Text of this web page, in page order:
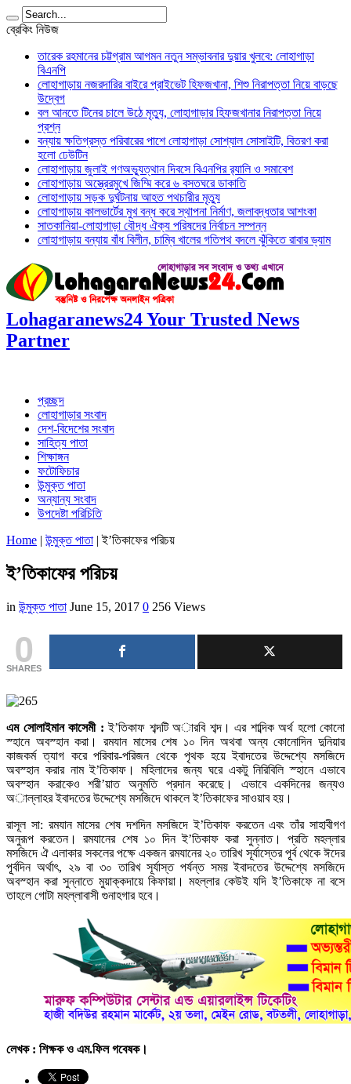
ব্রেকিং নিউজ
তারেক রহমানের চট্টগ্রাম আগমন নতুন সম্ভাবনার দুয়ার খুলবে: লোহাগাড়া
বিএনপি
লোহাগাড়ায় নজরদারির বাইরে প্রাইভেট হিফজখানা, শিশু নিরাপত্তা নিয়ে বাড়ছে
উদ্বেগ
বল আনতে টিনের চালে উঠে মৃত্যু, লোহাগাড়ার হিফজখানার নিরাপত্তা নিয়ে
প্রশ্ন
বন্যায় ক্ষতিগ্রস্ত পরিবারের পাশে লোহাগাড়া সোশ্যাল সোসাইটি, বিতরণ করা
হলো ঢেউটিন
লোহাগাড়ায় জুলাই গণঅভ্যুত্থান দিবসে বিএনপির র‌্যালি ও সমাবেশ
লোহাগাড়ায় অস্ত্রেরমুখে জিম্মি করে ৬ বসতঘরে ডাকাতি
লোহাগাড়ায় সড়ক দুর্ঘটনায় আহত পথচারীর মৃত্যু
লোহাগাড়ায় কালভার্টের মুখ বন্ধ করে স্থাপনা নির্মাণ, জলাবদ্ধতার আশংকা
সাতকানিয়া-লোহাগাড়া বৌদ্ধ ঐক্য পরিষদের নির্বাচন সম্পন্ন
লোহাগাড়ায় বন্যায় বাঁধ বিলীন, চাম্বি খালের গতিপথ বদলে ঝুঁকিতে রাবার ড্যাম
Lohagaranews24 Your Trusted News
Partner
প্রচ্ছদ
লোহাগাড়ার সংবাদ
দেশ-বিদেশের সংবাদ
সাহিত্য পাতা
শিক্ষাঙ্গন
ফটোফিচার
উন্মুক্ত পাতা
অন্যান্য সংবাদ
উপদেষ্টা পরিচিতি
Home | উন্মুক্ত পাতা | ই’তিকাফের পরিচয়
ই’তিকাফের পরিচয়
in উন্মুক্ত পাতা June 15, 2017 0 256 Views
0
SHARES
এম সোলাইমান কাসেমী: ই’তিকাফ শব্দটি অারবি শব্দ। এর শাব্দিক অর্থ হলো কোনো
স্হানে অবস্হান করা। রমযান মাসের শেষ ১০ দিন অথবা অন্য কোনোদিন দুনিয়ার
কাজকর্ম ত্যাগ করে পরিবার-পরিজন থেকে পৃথক হয়ে ইবাদতের উদ্দেশ্যে মসজিদে
অবস্হান করার নাম ই’তিকাফ। মহিলাদের জন্য ঘরে একটু নিরিবিলি স্হানে এভাবে
অবস্হান করাকেও শরী’য়াত অনুমতি প্রদান করেছে। এভাবে একদিনের জন্যও
অাল্লাহর ইবাদতের উদ্দেশ্যে মসজিদে থাকলে ই’তিকাফের সাওয়াব হয়।
রাসূল সা: রমযান মাসের শেষ দশদিন মসজিদে ই’তিকাফ করতেন এবং তাঁর সাহাবীগণ
অনুরূপ করতেন। রমযানের শেষ ১০ দিন ই’তিকাফ করা সুন্নাত। প্রতি মহল্লার
মসজিদে ঐ এলাকার সকলের পক্ষে একজন রমযানের ২০ তারিখ সূর্যাস্তের পূূর্ব থেকে ঈদের
পূূর্বদিন অর্থাৎ, ২৯ বা ৩০ তারিখ সূর্যাস্ত পর্যন্ত সময় ইবাদতের উদ্দেশ্যে মসজিদে
অবস্হান করা সুন্নাতে মুয়াক্কদায়ে কিফায়া। মহল্লার কেউই যদি ই’তিকাফে না বসে
তাহলে গোটা মহল্লাবাসী গুনাহগার হবে।
লেখক : শিক্ষক ও এম.ফিল গবেষক।